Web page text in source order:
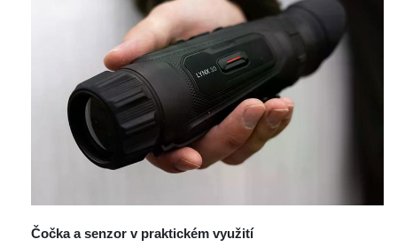
Čočka a senzor v praktickém využití